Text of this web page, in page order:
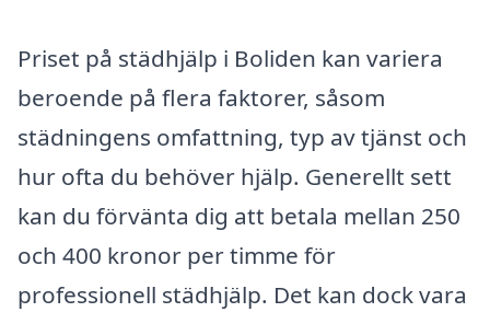
Priset på städhjälp i Boliden kan variera
beroende på flera faktorer, såsom
städningens omfattning, typ av tjänst och
hur ofta du behöver hjälp. Generellt sett
kan du förvänta dig att betala mellan 250
och 400 kronor per timme för
professionell städhjälp. Det kan dock vara